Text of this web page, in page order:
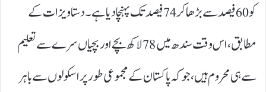
کو 60فیصد سے بڑھا کر 74فیصد تک پہنچا دیا ہے۔ دستاویزات کے
مطابق، اس وقت سندھ میں78لاکھ بچے اور بچیاں سرے سے تعلیم
سے ہی محروم ہیں، جو کہ پاکستان کے مجموعی طور پر اسکولوں سے باہر